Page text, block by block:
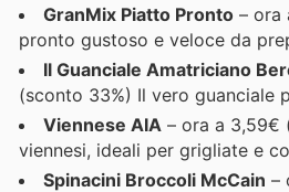
GranMix Piatto Pronto – ora
pronto gustoso e veloce da
Il Guanciale Amatriciano
(sconto 33%) Il vero guanciale
Viennese AIA – ora a 3,59€
viennesi, ideali per grigliate e
Spinacini Broccoli McCain –